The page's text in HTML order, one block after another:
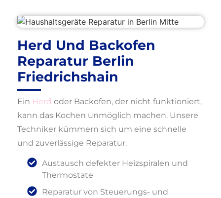
Herd Und Backofen
Reparatur Berlin
Friedrichshain
Ein Herd oder Backofen, der nicht funktioniert,
kann das Kochen unmöglich machen. Unsere
Techniker kümmern sich um eine schnelle
und zuverlässige Reparatur.
Austausch defekter Heizspiralen und
Thermostate
Reparatur von Steuerungs- und